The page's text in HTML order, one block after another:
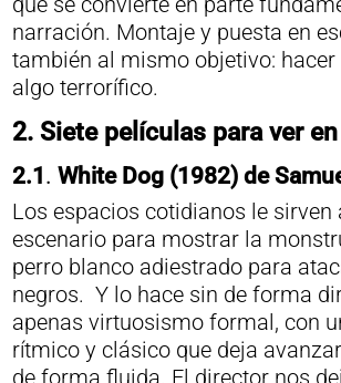
narración. Montaje y puesta en
también al mismo objetivo:
algo terrorífico.
2. Siete películas para ver
2.1. White Dog (1982) de
Los espacios cotidianos le sirven
escenario para mostrar la
perro blanco adiestrado para
negros. Y lo hace sin de forma
apenas virtuosismo formal, con
rítmico y clásico que deja
de forma fluida. El director nos